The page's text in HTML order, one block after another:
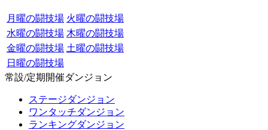
月曜の闘技場 火曜の闘技場
水曜の闘技場 木曜の闘技場
金曜の闘技場 土曜の闘技場
日曜の闘技場
常設/定期開催ダンジョン
ステージダンジョン
ワンタッチダンジョン
ランキングダンジョン